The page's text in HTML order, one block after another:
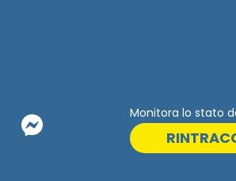
Monitora lo stato